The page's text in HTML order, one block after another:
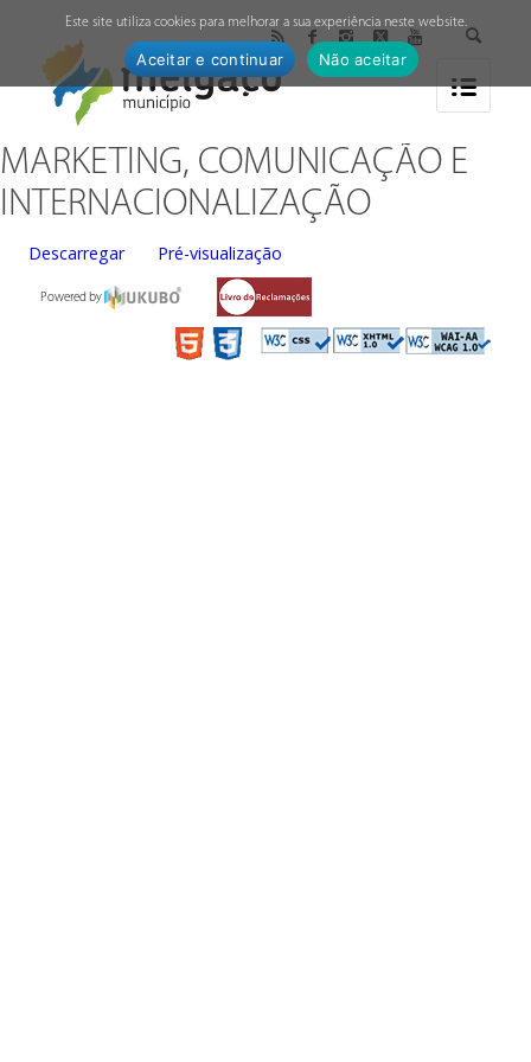
MARKETING, COMUNICAÇÃO E
INTERNACIONALIZAÇÃO
Descarregar Pré-visualização
Powered by
Este site utiliza cookies para melhorar a sua experiência neste website.
Aceitar e continuar Não aceitar